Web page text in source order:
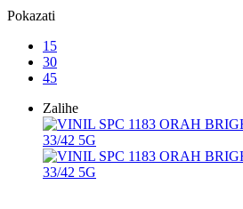
Pokazati
15
30
45
Zalihe